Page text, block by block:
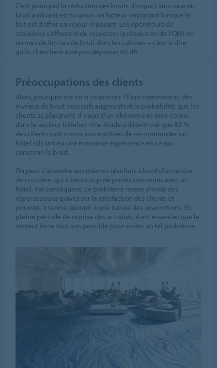
C’est pourquoi la réduction des bruits d’impact ainsi que du
bruit ambiant est toujours un facteur important lorsque le
but est d’offrir un séjour reposant. Les opérateurs de
croisières s’efforcent de respecter la résolution de l’OMI en
termes de limites de bruit dans les cabines – c’est-à-dire
qu’ils cherchent à ne pas dépasser 60 dB.
Préoccupations des clients
Alors, pourquoi est-ce si important ? Pour commencer, des
niveaux de bruit excessifs augmentent la probabilité que les
clients se plaignent. Il s’agit d’un phénomène bien connu
dans le secteur hôtelier. Une étude a déterminé que 82 %
des clients sont moins susceptibles de recommander un
hôtel s’ils ont eu une mauvaise expérience en ce qui
concerne le bruit.
On peut s’attendre aux mêmes résultats à bord d’un navire
de croisière, qui a beaucoup de points communs avec un
hôtel. Par conséquent, ce problème risque d’avoir des
répercussions graves sur la satisfaction des clients et
pourrait, à terme, aboutir à une baisse des réservations. En
pleine période de reprise des activités, il est essentiel que le
secteur fasse tout son possible pour éviter un tel problème.